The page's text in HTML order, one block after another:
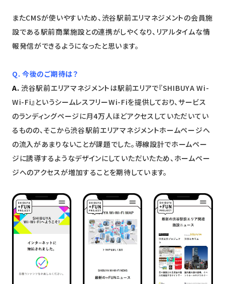
またCMSが使いやすいため、渋谷駅前エリマネジメントの会員施
設である駅前商業施設との連携がしやくなり、リアルタイムな情
報発信ができるようになったと思います。
Q. 今後のご期待は？
A. 渋谷駅前エリアマネジメントは駅前エリアで『SHIBUYA Wi-
Wi-Fi』というシームレスフリーWi-Fiを提供しており、サービス
のランディングページに月4万人ほどアクセスしていただいてい
るものの、そこから渋谷駅前エリアマネジメントホームページへ
の流入があまりないことが課題でした。導線設計でホームペー
ジに誘導するようなデザインにしていただいたため、ホームペー
ジへのアクセスが増加することを期待しています。